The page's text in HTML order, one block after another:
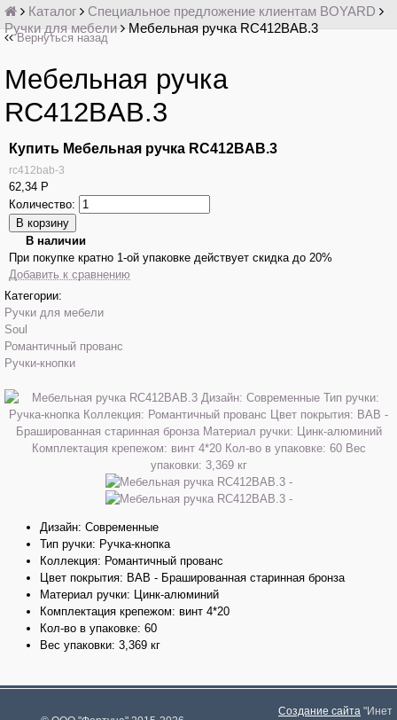
Каталог
Специальное предложение клиентам BOYARD
Ручки для мебели Мебельная ручка RC412BAB.3
Вернуться назад
Мебельная ручка
RC412BAB.3
Купить Мебельная ручка RC412BAB.3
rc412bab-3
62,34 Р
Количество:
В наличии
При покупке кратно 1-ой упаковке действует скидка до 20%
Добавить к сравнению
Категории:
Ручки для мебели
Soul
Романтичный прованс
Ручки-кнопки
Дизайн: Современные
Тип ручки: Ручка-кнопка
Коллекция: Романтичный прованс
Цвет покрытия: BAB - Брашированная старинная бронза
Материал ручки: Цинк-алюминий
Комплектация крепежом: винт 4*20
Кол-во в упаковке: 60
Вес упаковки: 3,369 кг
Создание сайта "Инет